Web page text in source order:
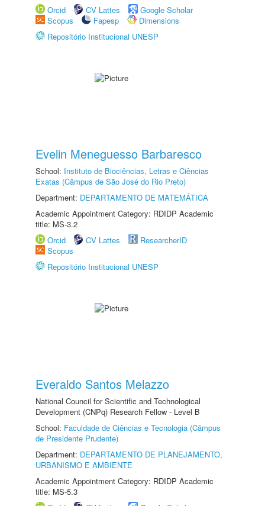
Orcid
CV Lattes
Google Scholar
Scopus
Fapesp
Dimensions
Repositório Institucional UNESP
Evelin Meneguesso Barbaresco
School: Instituto de Biociências, Letras e Ciências
Exatas (Câmpus de São José do Rio Preto)
Department: DEPARTAMENTO DE MATEMÁTICA
Academic Appointment Category: RDIDP Academic
title: MS-3.2
Orcid
CV Lattes
ResearcherID
Scopus
Repositório Institucional UNESP
Everaldo Santos Melazzo
National Council for Scientific and Technological
Development (CNPq) Research Fellow - Level B
School: Faculdade de Ciências e Tecnologia (Câmpus
de Presidente Prudente)
Department: DEPARTAMENTO DE PLANEJAMENTO,
URBANISMO E AMBIENTE
Academic Appointment Category: RDIDP Academic
title: MS-5.3